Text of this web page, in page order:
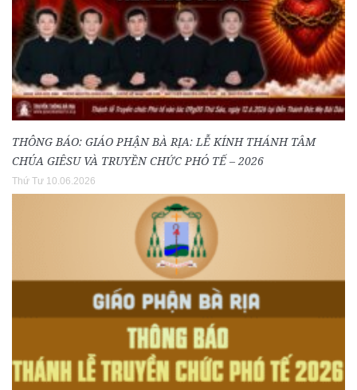
THÔNG BÁO: GIÁO PHẬN BÀ RỊA: LỄ KÍNH THÁNH TÂM
CHÚA GIÊSU VÀ TRUYỀN CHỨC PHÓ TẾ – 2026
Thứ Tư 10.06.2026